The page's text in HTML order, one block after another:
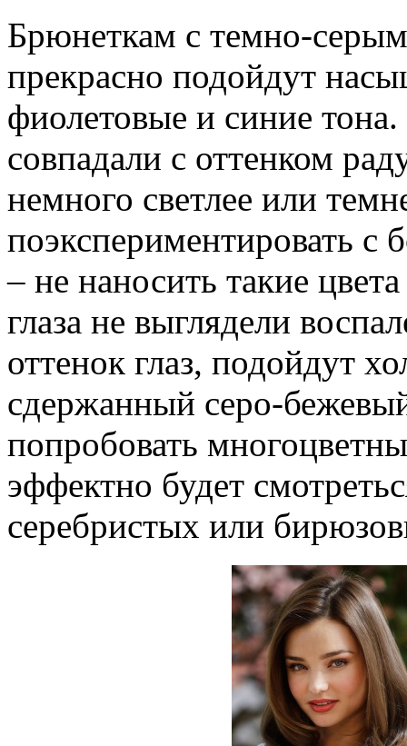
Брюнеткам с темно-
прекрасно подойдут
фиолетовые и синие
совпадали с оттенком
немного светлее или
поэкспериментировать с
– не наносить такие
глаза не выглядели
оттенок глаз, подойдут
сдержанный серо-
попробовать
эффектно будет
серебристых или